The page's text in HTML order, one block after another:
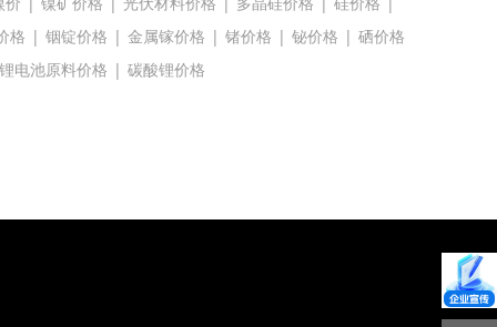
格 | 铟锭价格 | 金属镓价格 | 锗价格 | 铋价格 | 硒价格
锂电池原料价格 | 碳酸锂价格